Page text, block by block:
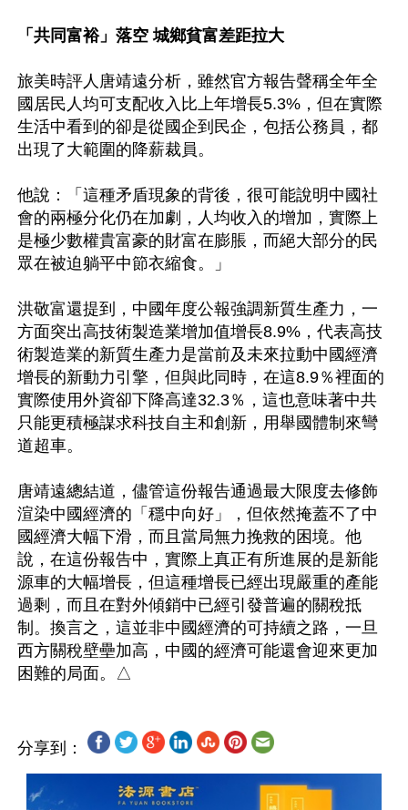
「共同富裕」落空 城鄉貧富差距拉大
旅美時評人唐靖遠分析，雖然官方報告聲稱全年全
國居民人均可支配收入比上年增長5.3%，但在實際
生活中看到的卻是從國企到民企，包括公務員，都
出現了大範圍的降薪裁員。
他說：「這種矛盾現象的背後，很可能說明中國社
會的兩極分化仍在加劇，人均收入的增加，實際上
是極少數權貴富豪的財富在膨脹，而絕大部分的民
眾在被迫躺平中節衣縮食。」
洪敬富還提到，中國年度公報強調新質生產力，一
方面突出高技術製造業增加值增長8.9%，代表高技
術製造業的新質生產力是當前及未來拉動中國經濟
增長的新動力引擎，但與此同時，在這8.9％裡面的
實際使用外資卻下降高達32.3％，這也意味著中共
只能更積極謀求科技自主和創新，用舉國體制來彎
道超車。
唐靖遠總結道，儘管這份報告通過最大限度去修飾
渲染中國經濟的「穩中向好」，但依然掩蓋不了中
國經濟大幅下滑，而且當局無力挽救的困境。他
說，在這份報告中，實際上真正有所進展的是新能
源車的大幅增長，但這種增長已經出現嚴重的產能
過剩，而且在對外傾銷中已經引發普遍的關稅抵
制。換言之，這並非中國經濟的可持續之路，一旦
西方關稅壁壘加高，中國的經濟可能還會迎來更加
分享到：